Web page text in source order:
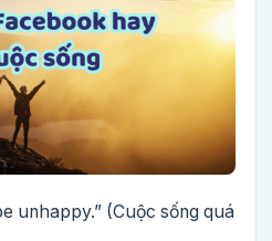
unhappy.” (Cuộc sống quá